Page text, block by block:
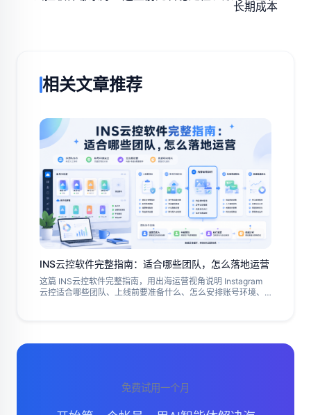
长期成本
相关文章推荐
INS云控软件完整指南：适合哪些团队，怎么落地运营
这篇 INS云控软件完整指南，用出海运营视角说明 Instagram
云控适合哪些团队、上线前要准备什么、怎么安排账号环境、
免费试用一个月